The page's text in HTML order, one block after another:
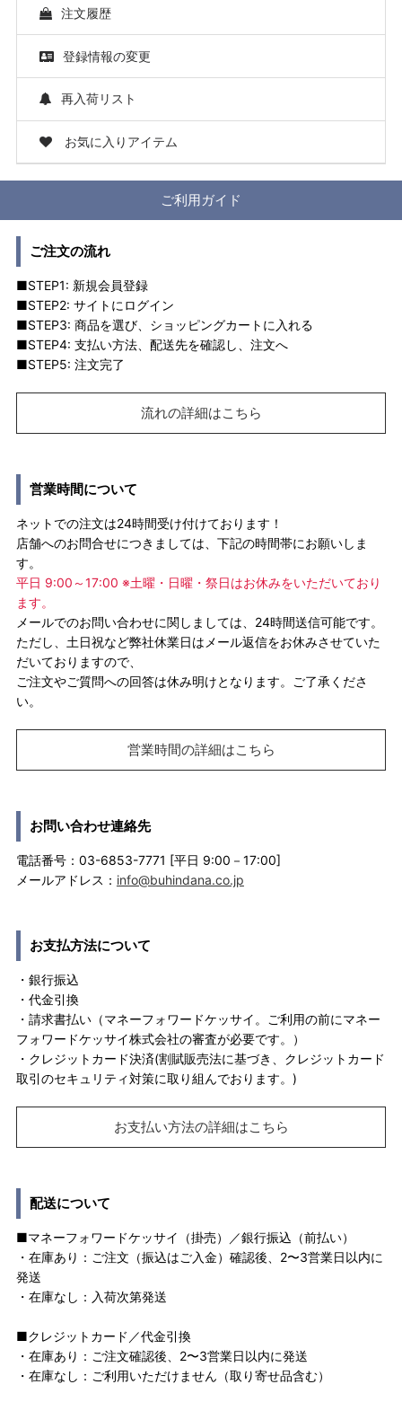
注文履歴
登録情報の変更
再入荷リスト
お気に入りアイテム
ご利用ガイド
ご注文の流れ
■STEP1: 新規会員登録
■STEP2: サイトにログイン
■STEP3: 商品を選び、ショッピングカートに入れる
■STEP4: 支払い方法、配送先を確認し、注文へ
■STEP5: 注文完了
流れの詳細はこちら
営業時間について
ネットでの注文は24時間受け付けております！
店舗へのお問合せにつきましては、下記の時間帯にお願いしま
す。
平日 9:00～17:00 ※土曜・日曜・祭日はお休みをいただいており
ます。
メールでのお問い合わせに関しましては、24時間送信可能です。
ただし、土日祝など弊社休業日はメール返信をお休みさせていた
だいておりますので、
ご注文やご質問への回答は休み明けとなります。ご了承くださ
い。
営業時間の詳細はこちら
お問い合わせ連絡先
電話番号：03-6853-7771 [平日 9:00－17:00]
メールアドレス： info@buhindana.co.jp
お支払方法について
・銀行振込
・代金引換
・請求書払い（マネーフォワードケッサイ。ご利用の前にマネー
フォワードケッサイ株式会社の審査が必要です。）
・クレジットカード決済(割賦販売法に基づき、クレジットカード
取引のセキュリティ対策に取り組んでおります。)
お支払い方法の詳細はこちら
配送について
■マネーフォワードケッサイ（掛売）／銀行振込（前払い）
・在庫あり：ご注文（振込はご入金）確認後、2〜3営業日以内に
発送
・在庫なし：入荷次第発送
■クレジットカード／代金引換
・在庫あり：ご注文確認後、2〜3営業日以内に発送
・在庫なし：ご利用いただけません（取り寄せ品含む）